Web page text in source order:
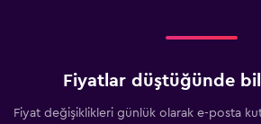
Fiyatlar düştüğünde
Fiyat değişiklikleri günlük olarak e-posta